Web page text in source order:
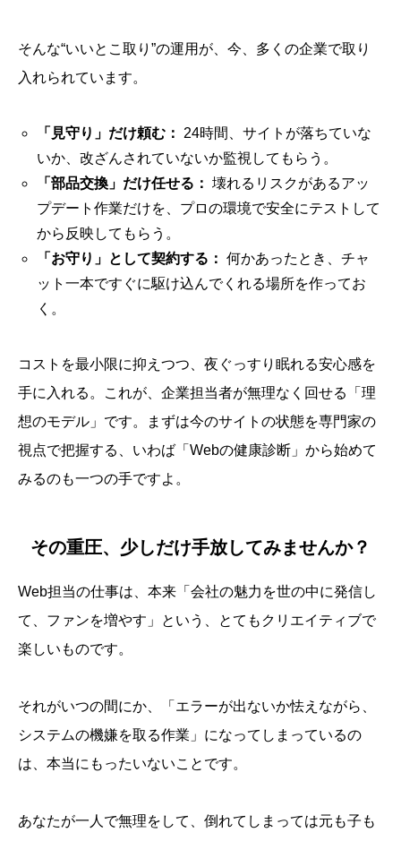
そんな“いいとこ取り”の運用が、今、多くの企業で取り
入れられています。
「見守り」だけ頼む：
24時間、サイトが落ちていな
いか、改ざんされていないか監視してもらう。
「部品交換」だけ任せる： 壊れるリスクがあるアッ
プデート作業だけを、プロの環境で安全にテストして
から反映してもらう。
「お守り」として契約する： 何かあったとき、チャ
ット一本ですぐに駆け込んでくれる場所を作ってお
く。
コストを最小限に抑えつつ、夜ぐっすり眠れる安心感を
手に入れる。これが、企業担当者が無理なく回せる「理
想のモデル」です。まずは今のサイトの状態を専門家の
視点で把握する、いわば「Webの健康診断」から始めて
みるのも一つの手ですよ。
その重圧、少しだけ手放してみませんか？
Web担当の仕事は、本来「会社の魅力を世の中に発信し
て、ファンを増やす」という、とてもクリエイティブで
楽しいものです。
それがいつの間にか、「エラーが出ないか怯えながら、
システムの機嫌を取る作業」になってしまっているの
は、本当にもったいないことです。
あなたが一人で無理をして、倒れてしまっては元も子も